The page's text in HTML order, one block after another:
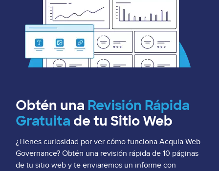
Obtén una Revisión Rápida
Gratuita de tu Sitio Web
¿Tienes curiosidad por ver cómo funciona Acquia Web
Governance? Obtén una revisión rápida de 10 páginas
de tu sitio web y te enviaremos un informe con